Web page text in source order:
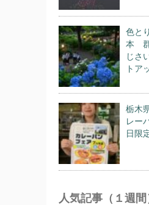
色と
本 群
じさ
トア
栃木
レー
日限
人気記事（１週間